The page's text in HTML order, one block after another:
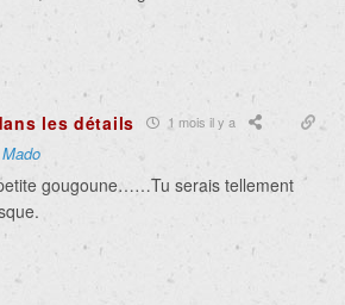
les détails 1 mois il y a
Mado
gougoune……Tu serais tellement